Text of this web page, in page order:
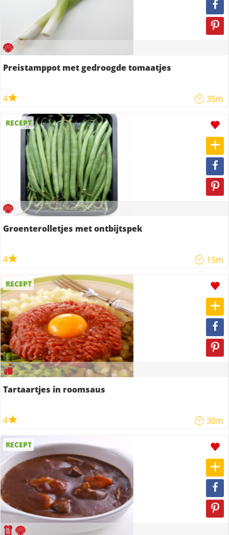
Preistamppot met gedroogde tomaatjes
4 35m
RECEPT
Groenterolletjes met ontbijtspek
4 15m
RECEPT
Tartaartjes in roomsaus
4 30m
RECEPT